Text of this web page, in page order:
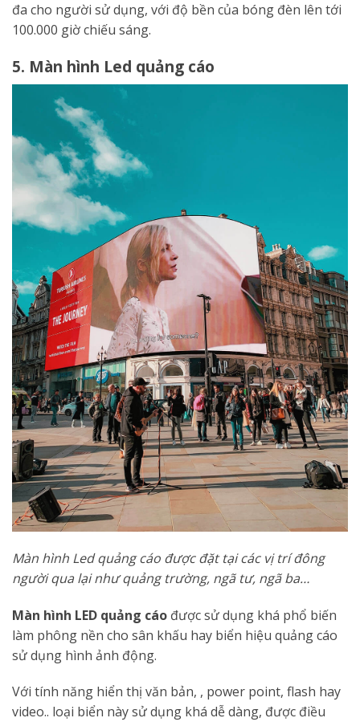
đa cho người sử dụng, với độ bền của bóng đèn lên tới
100.000 giờ chiếu sáng.
5. Màn hình Led quảng cáo
Màn hình Led quảng cáo được đặt tại các vị trí đông
người qua lại như quảng trường, ngã tư, ngã ba…
Màn hình LED quảng cáo được sử dụng khá phổ biến
làm phông nền cho sân khấu hay biển hiệu quảng cáo
sử dụng hình ảnh động.
Với tính năng hiển thị văn bản, , power point, flash hay
video.. loại biển này sử dụng khá dễ dàng, được điều